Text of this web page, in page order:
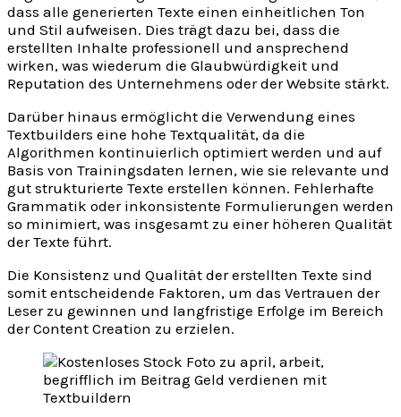
dass alle generierten Texte einen einheitlichen Ton
und Stil aufweisen. Dies trägt dazu bei, dass die
erstellten Inhalte professionell und ansprechend
wirken, was wiederum die Glaubwürdigkeit und
Reputation des Unternehmens oder der Website stärkt.
Darüber hinaus ermöglicht die Verwendung eines
Textbuilders eine hohe Textqualität, da die
Algorithmen kontinuierlich optimiert werden und auf
Basis von Trainingsdaten lernen, wie sie relevante und
gut strukturierte Texte erstellen können. Fehlerhafte
Grammatik oder inkonsistente Formulierungen werden
so minimiert, was insgesamt zu einer höheren Qualität
der Texte führt.
Die Konsistenz und Qualität der erstellten Texte sind
somit entscheidende Faktoren, um das Vertrauen der
Leser zu gewinnen und langfristige Erfolge im Bereich
der Content Creation zu erzielen.